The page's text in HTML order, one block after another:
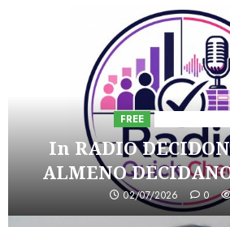
FREE
In RADIO
ALMENO
02/07/2026 0